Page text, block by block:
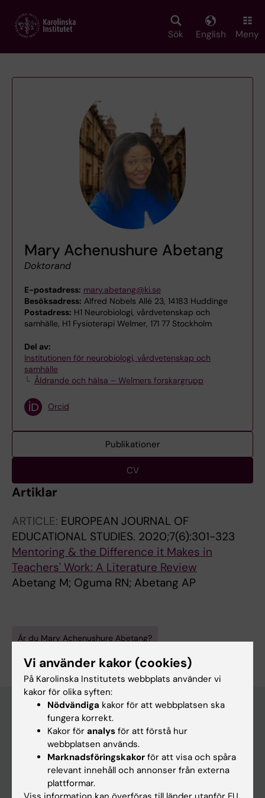
main
Sök English Meny
Mary Achenushure Abetang
Doktorand
E-postadress: mary.abetang@ki.se
Besöksadress: Alfred Nobels Allé 23, 14183 Huddinge
Postadress: H1 Neurobiologi, vårdvetenskap och
samhälle, H1 Fysioterapi Welmer, 171 77 Stockholm
Del av:
Institutionen för neurobiologi, vårdvetenskap och
samhälle
Åldrande och hälsa – Welmers forskargrupp
Orcid
Publikationer
CV
Artiklar
ARTICLE: EUROPEAN JOURNAL OF
EDUCATIONAL STUDIES. 2020;7(6):301-323
Mentoring & the Difference it Makes in
Teachers' Work: A Literature Review
Abetang M; Oguma RN; Abetang AP
Är du Mary Achenushure Abetang?
Huvudmeny
Utbildning
Forskarutbildning
Forskning
Vi använder kakor (cookies)
På Karolinska Institutets webbplats använder vi
kakor för olika syften:
Nödvändiga kakor för att webbplatsen ska
fungera korrekt.
Kakor för analys för att förstå hur
webbplatsen används.
Marknadsföringskakor för att visa och spåra
relevant innehåll och annonser från externa
plattformar.